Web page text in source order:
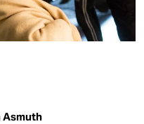
Asmuth